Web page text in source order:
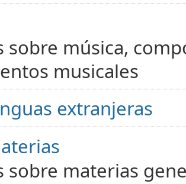
sobre música,
musicales
extranjeras
sobre materias